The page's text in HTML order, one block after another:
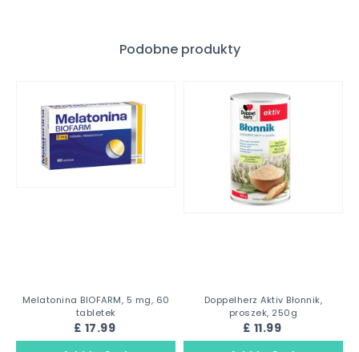
Podobne produkty
Melatonina BIOFARM, 5 mg, 60
tabletek
£ 17.99
Doppelherz Aktiv Błonnik,
proszek, 250g
£ 11.99